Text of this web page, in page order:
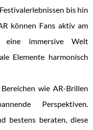
bis hin
können Fans aktiv am
eine immersive Welt
Elemente harmonisch
wie AR-Brillen
Perspektiven.
bestens beraten, diese